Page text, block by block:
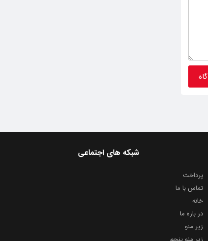
شبکه های اجتماعی
پرداخت
تماس با ما
خانه
در باره ما
زیر منو